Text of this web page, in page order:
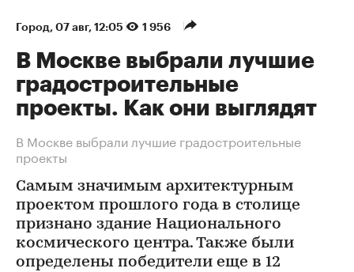
Город⁠, 07 авг, 12:05 1 956
В Москве выбрали лучшие
градостроительные
проекты. Как они выглядят
В Москве выбрали лучшие градостроительные
проекты
Самым значимым архитектурным
проектом прошлого года в столице
признано здание Национального
космического центра. Также были
определены победители еще в 12